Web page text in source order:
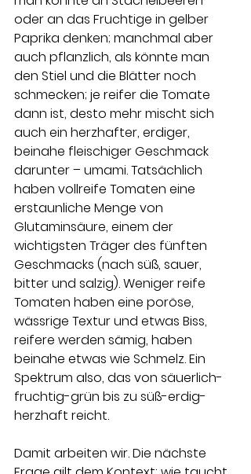
oder an das Fruchtige in gelber
Paprika denken; manchmal aber
auch pflanzlich, als könnte man
den Stiel und die Blätter noch
schmecken; je reifer die Tomate
dann ist, desto mehr mischt sich
auch ein herzhafter, erdiger,
beinahe fleischiger Geschmack
darunter – umami. Tatsächlich
haben vollreife Tomaten eine
erstaunliche Menge von
Glutaminsäure, einem der
wichtigsten Träger des fünften
Geschmacks (nach süß, sauer,
bitter und salzig). Weniger reife
Tomaten haben eine poröse,
wässrige Textur und etwas Biss,
reifere werden sämig, haben
beinahe etwas wie Schmelz. Ein
Spektrum also, das von säuerlich-
fruchtig-grün bis zu süß-erdig-
herzhaft reicht.
Damit arbeiten wir. Die nächste